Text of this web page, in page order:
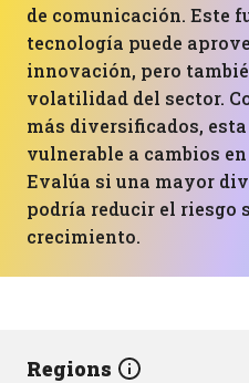
de comunicación. Este
tecnología puede
innovación, pero
volatilidad del sector.
más diversificados,
vulnerable a cambios
Evalúa si una mayor
podría reducir el riesgo
crecimiento.
Regions